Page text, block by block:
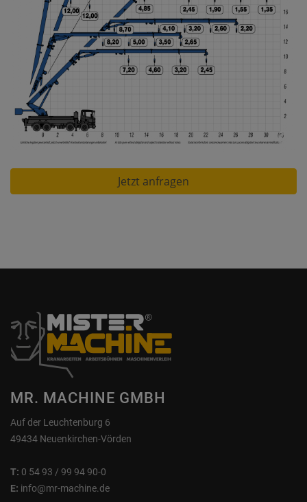
Jetzt anfragen
MR. MACHINE GMBH
Auf der Leuchtenburg 6
49434 Neuenkirchen-Vörden
T: 0 54 93 / 99 94 90-0
E: info@mr-machine.de